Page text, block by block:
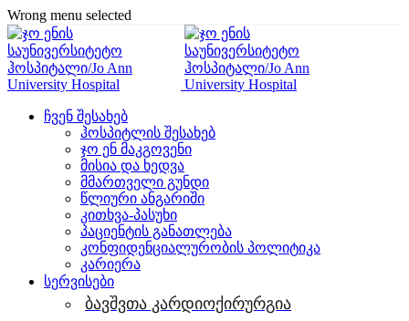
Wrong menu selected
ჩვენ შესახებ
ჰოსპიტლის შესახებ
ჯო ენ მაკგოვენი
მისია და ხედვა
მმართველი გუნდი
წლიური ანგარიში
კითხვა-პასუხი
პაციენტის განათლება
კონფიდენციალურობის პოლიტიკა
კარიერა
სერვისები
ბავშვთა კარდიოქირურგია